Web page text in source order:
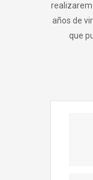
años de
que